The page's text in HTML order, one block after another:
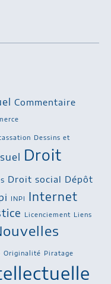
Commentaire
Dessins et
Droit
Droit social Dépôt
INPI Internet
Licenciement Liens
Originalité Piratage